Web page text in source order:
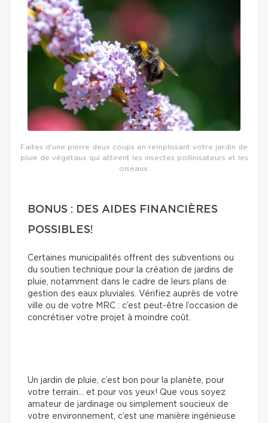
Faites d’une pierre deux coups en remplissant votre jardin de
pluie de végétaux qui attirent les insectes pollinisateurs et les
oiseaux.
BONUS : DES AIDES FINANCIÈRES
POSSIBLES!
Certaines municipalités offrent des subventions ou
du soutien technique pour la création de jardins de
pluie, notamment dans le cadre de leurs plans de
gestion des eaux pluviales. Vérifiez auprès de votre
ville ou de votre MRC : c’est peut-être l’occasion de
concrétiser votre projet à moindre coût.
Un jardin de pluie, c’est bon pour la planète, pour
votre terrain… et pour vos yeux! Que vous soyez
amateur de jardinage ou simplement soucieux de
votre environnement, c’est une manière ingénieuse